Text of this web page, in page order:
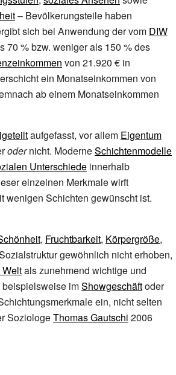
– Bevölkerungsteile haben
sich bei Anwendung der vom DIW
70 % bzw. weniger als 150 % des
von 21.920 € in
ein Monatseinkommen von
ab einem Monatseinkommen
aufgefasst, vor allem Eigentum
odernicht. ModerneSchichtenmodelle
Unterschiede innerhalb
einzelnen Merkmale wirft
wenigen Schichten gewünscht ist.
, Fruchtbarkeit, Körpergröße,
gewöhnlich nicht erhoben,
als zunehmend wichtige und
beispielsweise imShowgeschäftoder
ein, nicht selten
SoziologeThomas Gautschi 2006